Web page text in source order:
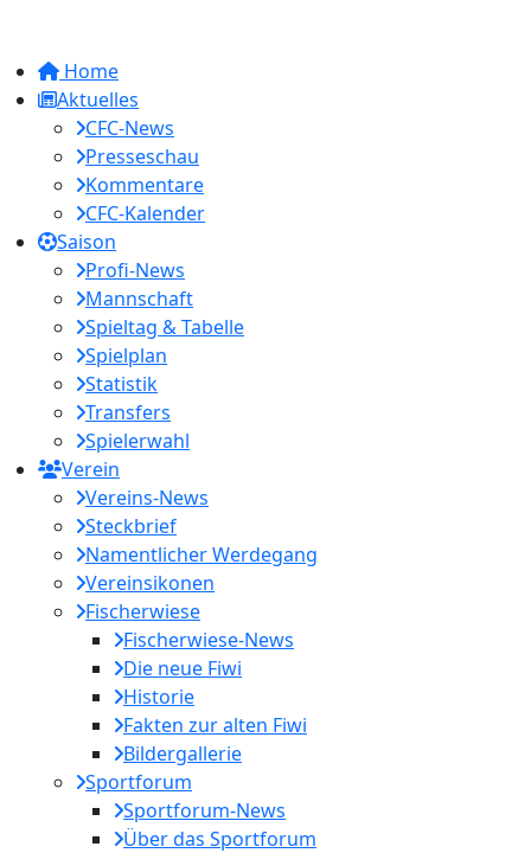
Home
Aktuelles
CFC-News
Presseschau
Kommentare
CFC-Kalender
Saison
Profi-News
Mannschaft
Spieltag & Tabelle
Spielplan
Statistik
Transfers
Spielerwahl
Verein
Vereins-News
Steckbrief
Namentlicher Werdegang
Vereinsikonen
Fischerwiese
Fischerwiese-News
Die neue Fiwi
Historie
Fakten zur alten Fiwi
Bildergallerie
Sportforum
Sportforum-News
Über das Sportforum